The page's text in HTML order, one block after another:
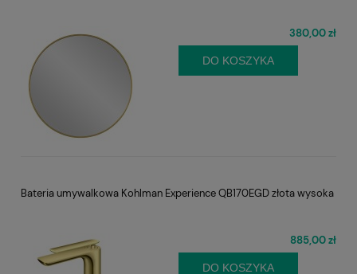
380,00 zł
DO KOSZYKA
Bateria umywalkowa Kohlman Experience QB170EGD złota wysoka
885,00 zł
DO KOSZYKA